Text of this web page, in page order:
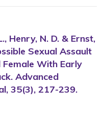
Henry, N. D. & Ernst,
Sexual Assault
With Early
Advanced
35(3), 217-239.